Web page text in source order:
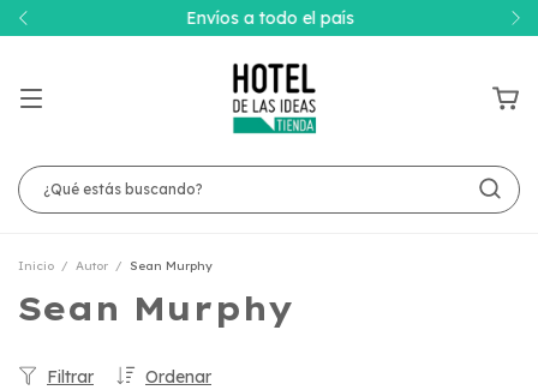
Envíos a todo el país
Inicio / Autor / Sean Murphy
Sean Murphy
Ordenar
Filtrar